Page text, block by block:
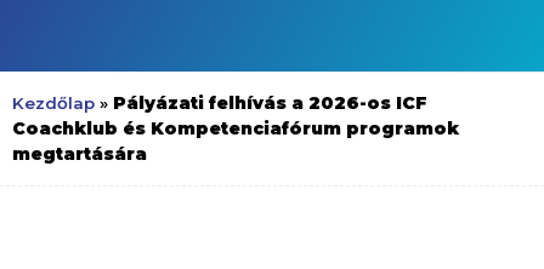
Kezdőlap » Pályázati felhívás a 2026-os ICF
Coachklub és Kompetenciafórum programok
megtartására